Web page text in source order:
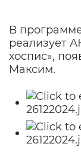
В
реализует
хоспис»,
Максим.